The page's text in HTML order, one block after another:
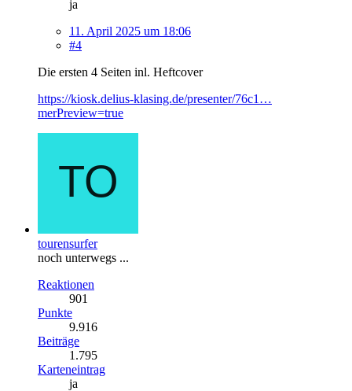
ja
11. April 2025 um 18:06
#4
Die ersten 4 Seiten inl. Heftcover
https://kiosk.delius-klasing.de/presenter/76c1…
merPreview=true
tourensurfer
noch unterwegs ...
Reaktionen
901
Punkte
9.916
Beiträge
1.795
Karteneintrag
ja